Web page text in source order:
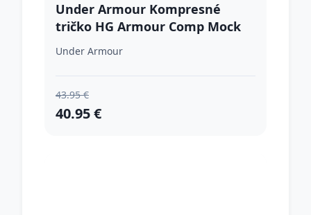
Under Armour Kompresné
tričko HG Armour Comp Mock
LS Black XLXL
Under Armour
43.95 €
40.95 €